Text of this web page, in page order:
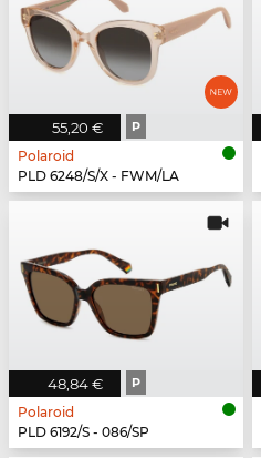
55,20 € P
Polaroid
PLD 6248/S/X - FWM/LA
48,84 € P
Polaroid
PLD 6192/S - 086/SP